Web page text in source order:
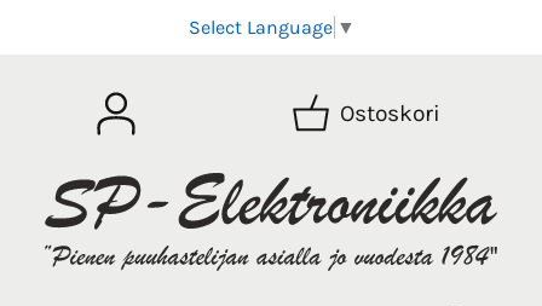
Select Language ▼
Ostoskori